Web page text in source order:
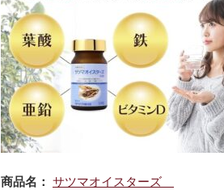
商品名： サツマオイスターズ